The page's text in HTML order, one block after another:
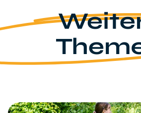
Sachaufwendungen (z.B.